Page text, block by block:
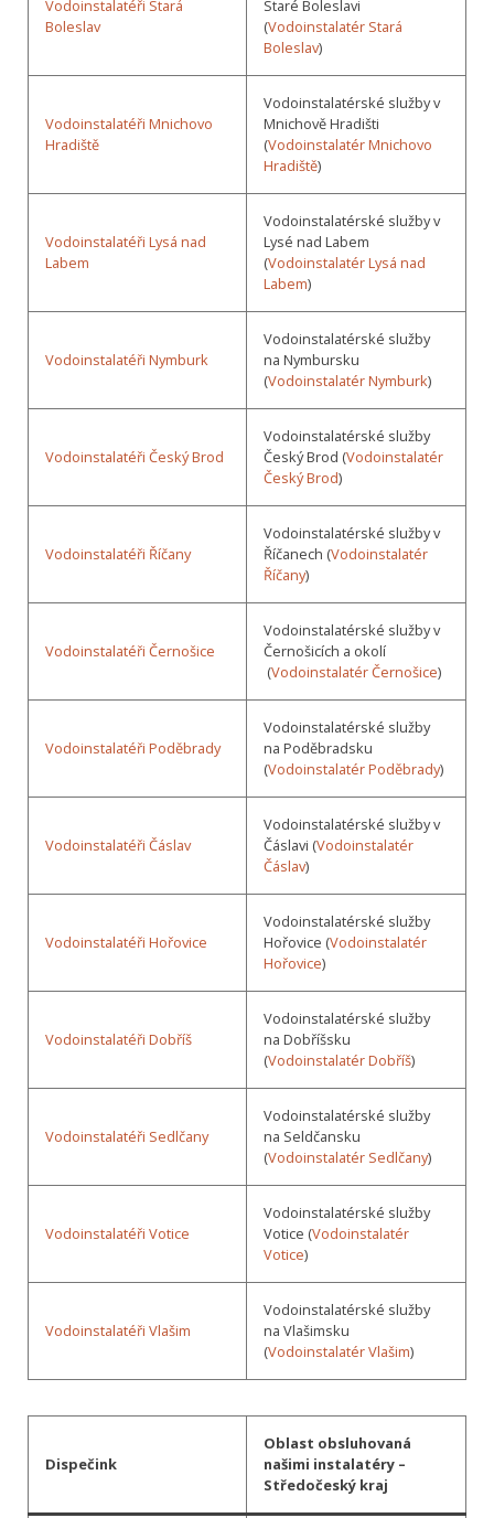
Vodoinstalatéři Stará
Boleslav
Staré Boleslavi
(Vodoinstalatér Stará
Boleslav)
Vodoinstalatéři Mnichovo
Hradiště
Vodoinstalatérské služby v
Mnichově Hradišti
(Vodoinstalatér Mnichovo
Hradiště)
Vodoinstalatéři Lysá nad
Labem
Vodoinstalatérské služby v
Lysé nad Labem
(Vodoinstalatér Lysá nad
Labem)
Vodoinstalatéři Nymburk
Vodoinstalatérské služby
na Nymbursku
(Vodoinstalatér Nymburk)
Vodoinstalatéři Český Brod
Vodoinstalatérské služby
Český Brod (Vodoinstalatér
Český Brod)
Vodoinstalatéři Říčany
Vodoinstalatérské služby v
Říčanech (Vodoinstalatér
Říčany)
Vodoinstalatéři Černošice
Vodoinstalatérské služby v
Černošicích a okolí
(Vodoinstalatér Černošice)
Vodoinstalatéři Poděbrady
Vodoinstalatérské služby
na Poděbradsku
(Vodoinstalatér Poděbrady)
Vodoinstalatéři Čáslav
Vodoinstalatérské služby v
Čáslavi (Vodoinstalatér
Čáslav)
Vodoinstalatéři Hořovice
Vodoinstalatérské služby
Hořovice (Vodoinstalatér
Hořovice)
Vodoinstalatéři Dobříš
Vodoinstalatérské služby
na Dobříšsku
(Vodoinstalatér Dobříš)
Vodoinstalatéři Sedlčany
Vodoinstalatérské služby
na Seldčansku
(Vodoinstalatér Sedlčany)
Vodoinstalatéři Votice
Vodoinstalatérské služby
Votice (Vodoinstalatér
Votice)
Vodoinstalatéři Vlašim
Vodoinstalatérské služby
na Vlašimsku
(Vodoinstalatér Vlašim)
Dispečink
Oblast obsluhovaná
našimi instalatéry –
Středočeský kraj